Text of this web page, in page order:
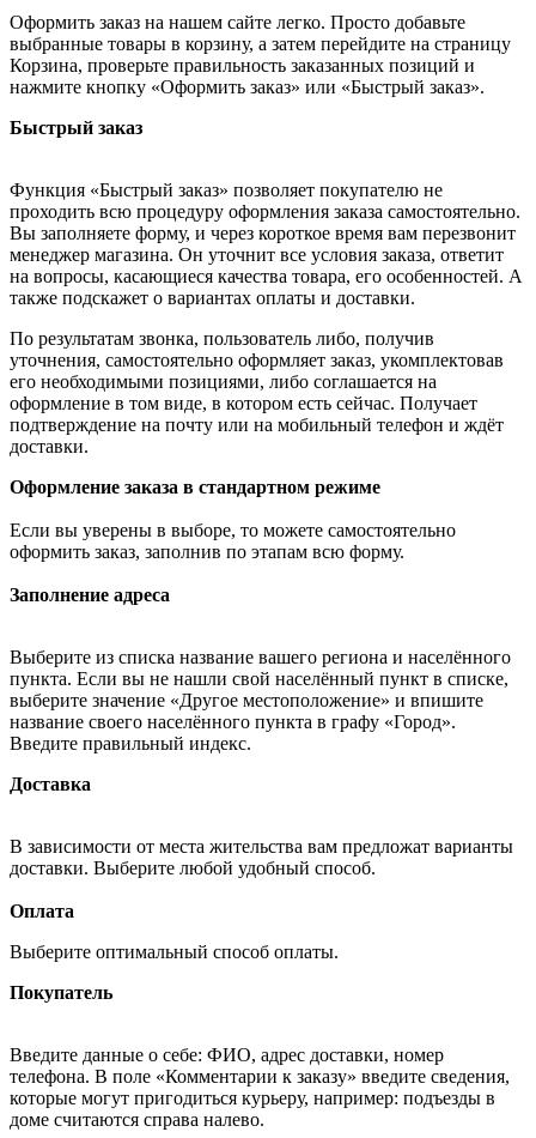
Оформить заказ на нашем сайте легко. Просто добавьте
выбранные товары в корзину, а затем перейдите на страницу
Корзина, проверьте правильность заказанных позиций и
нажмите кнопку «Оформить заказ» или «Быстрый заказ».
Быстрый заказ
Функция «Быстрый заказ» позволяет покупателю не
проходить всю процедуру оформления заказа самостоятельно.
Вы заполняете форму, и через короткое время вам перезвонит
менеджер магазина. Он уточнит все условия заказа, ответит
на вопросы, касающиеся качества товара, его особенностей. А
также подскажет о вариантах оплаты и доставки.
По результатам звонка, пользователь либо, получив
уточнения, самостоятельно оформляет заказ, укомплектовав
его необходимыми позициями, либо соглашается на
оформление в том виде, в котором есть сейчас. Получает
подтверждение на почту или на мобильный телефон и ждёт
доставки.
Оформление заказа в стандартном режиме
Если вы уверены в выборе, то можете самостоятельно
оформить заказ, заполнив по этапам всю форму.
Заполнение адреса
Выберите из списка название вашего региона и населённого
пункта. Если вы не нашли свой населённый пункт в списке,
выберите значение «Другое местоположение» и впишите
название своего населённого пункта в графу «Город».
Введите правильный индекс.
Доставка
В зависимости от места жительства вам предложат варианты
доставки. Выберите любой удобный способ.
Оплата
Выберите оптимальный способ оплаты.
Покупатель
Введите данные о себе: ФИО, адрес доставки, номер
телефона. В поле «Комментарии к заказу» введите сведения,
которые могут пригодиться курьеру, например: подъезды в
доме считаются справа налево.